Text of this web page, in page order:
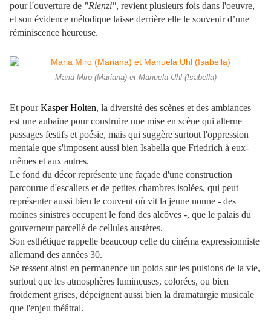
pour l'ouverture de "Rienzi", revient plusieurs fois dans l'oeuvre,
et son évidence mélodique laisse derrière elle le souvenir d’une
réminiscence heureuse.
Maria Miro (Mariana) et Manuela Uhl (Isabella)
Et pourKasper Holten, la diversité des scènes et des ambiances
est une aubaine pour construire une mise en scène qui alterne
passages festifs et poésie, mais qui suggère surtout l'oppression
mentale que s'imposent aussi bien Isabella que Friedrich à eux-
mêmes et aux autres.
Le fond du décor représente une façade d'une construction
parcourue d'escaliers et de petites chambres isolées, qui peut
représenter aussi bien le couvent où vit la jeune nonne - des
moines sinistres occupent le fond des alcôves -, que le palais du
gouverneur parcellé de cellules austères.
Son esthétique rappelle beaucoup celle du cinéma expressionniste
allemand des années 30.
Se ressent ainsi en permanence un poids sur les pulsions de la vie,
surtout que les atmosphères lumineuses, colorées, ou bien
froidement grises, dépeignent aussi bien la dramaturgie musicale
que l'enjeu théâtral.